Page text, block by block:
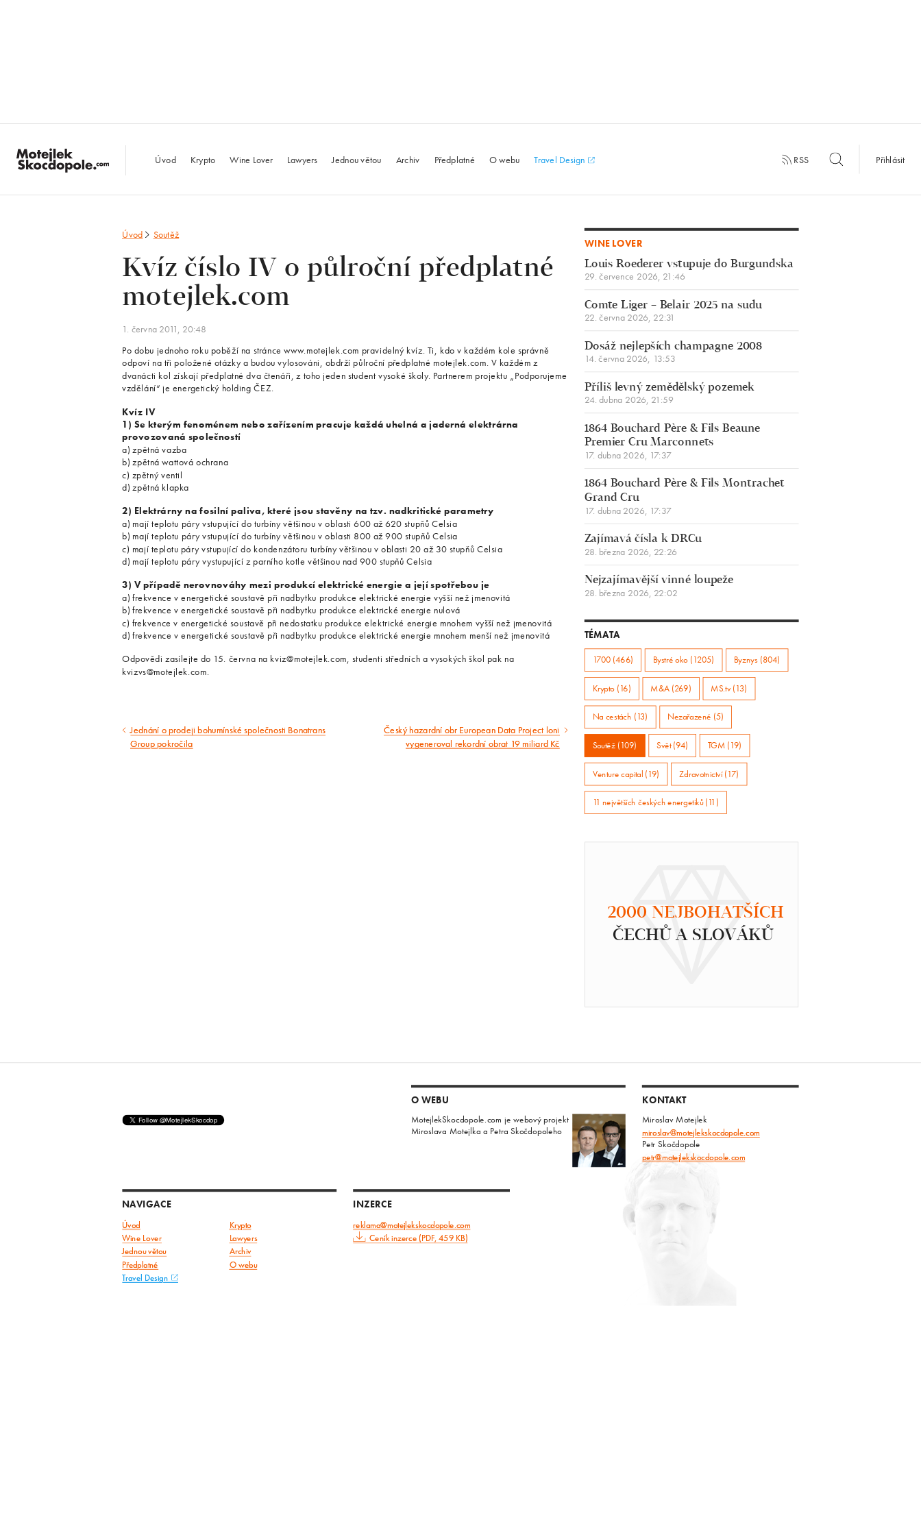
MotejlekSkocdopole.com
Úvod Krypto Wine Lover Lawyers Jednou větou Archiv Předplatné O webu Travel Design RSS Přihlásit
Úvod Soutěž
Kvíz číslo IV o půlroční předplatné
motejlek.com
1. června 2011, 20:48
Po dobu jednoho roku poběží na stránce www.motejlek.com pravidelný kvíz. Ti, kdo v každém kole správně
odpoví na tři položené otázky a budou vylosováni, obdrží půlroční předplatné motejlek.com. V každém z
dvanácti kol získají předplatné dva čtenáři, z toho jeden student vysoké školy. Partnerem projektu „Podporujeme
vzdělání“ je energetický holding ČEZ.
Kvíz IV
1) Se kterým fenoménem nebo zařízením pracuje každá uhelná a jaderná elektrárna
provozovaná společností
a) zpětná vazba
b) zpětná wattová ochrana
c) zpětný ventil
d) zpětná klapka
2) Elektrárny na fosilní paliva, které jsou stavěny na tzv. nadkritické parametry
a) mají teplotu páry vstupující do turbíny většinou v oblasti 600 až 620 stupňů Celsia
b) mají teplotu páry vstupující do turbíny většinou v oblasti 800 až 900 stupňů Celsia
c) mají teplotu páry vstupující do kondenzátoru turbíny většinou v oblasti 20 až 30 stupňů Celsia
d) mají teplotu páry vystupující z parního kotle většinou nad 900 stupňů Celsia
3) V případě nerovnováhy mezi produkcí elektrické energie a její spotřebou je
a) frekvence v energetické soustavě při nadbytku produkce elektrické energie vyšší než jmenovitá
b) frekvence v energetické soustavě při nadbytku produkce elektrické energie nulová
c) frekvence v energetické soustavě při nedostatku produkce elektrické energie mnohem vyšší než jmenovitá
d) frekvence v energetické soustavě při nadbytku produkce elektrické energie mnohem menší než jmenovitá
Odpovědi zasílejte do 15. června na kviz@motejlek.com, studenti středních a vysokých škol pak na
kvizvs@motejlek.com.
Předcházející
Jednání o prodeji bohumínské společnosti Bonatrans
Group pokročila
Následující
Český hazardní obr European Data Project loni
vygeneroval rekordní obrat 19 miliard Kč
WINE LOVER
Louis Roederer vstupuje do Burgundska
29. července 2026, 21:46
Comte Liger – Belair 2025 na sudu
22. června 2026, 22:31
Dosáž nejlepších champagne 2008
14. června 2026, 13:53
Příliš levný zemědělský pozemek
24. dubna 2026, 21:59
1864 Bouchard Père & Fils Beaune
Premier Cru Marconnets
17. dubna 2026, 17:37
1864 Bouchard Père & Fils Montrachet
Grand Cru
17. dubna 2026, 17:37
Zajímavá čísla k DRCu
28. března 2026, 22:26
Nejzajímavější vinné loupeže
28. března 2026, 22:02
TÉMATA
1700 (466) Bystré oko (1205) Byznys (804)
Krypto (16) M&A (269) MS.tv (13)
Na cestách (13) Nezařazené (5)
Soutěž (109) Svět (94) TGM (19)
Venture capital (19) Zdravotnictví (17)
11 největších českých energetiků (11)
2000 NEJBOHATŠÍCH
ČECHŮ A SLOVÁKŮ
O WEBU
MotejlekSkocdopole.com je webový projekt
Miroslava Motejlka a Petra Skočdopoleho
KONTAKT
Miroslav Motejlek
miroslav@motejlekskocdopole.com
Petr Skočdopole
petr@motejlekskocdopole.com
NAVIGACE
Úvod Krypto
Wine Lover
Lawyers
Jednou větou
Archiv
Předplatné O webu
Travel Design
INZERCE
reklama@motejlekskocdopole.com
Ceník inzerce (PDF, 459 KB)